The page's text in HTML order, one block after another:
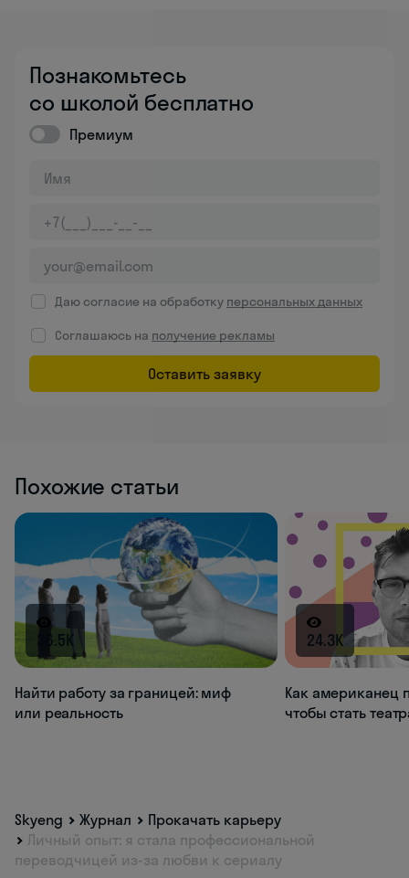
Познакомьтесь
со школой бесплатно
Премиум
Даю согласие на обработку персональных данных
Соглашаюсь на получение рекламы
Оставить заявку
Похожие статьи
36.5K
Найти работу за границей: миф
или реальность
24.3K
Как американец
чтобы стать
Skyeng Журнал
Прокачать карьеру
Личный опыт: я стала профессиональной
переводчицей из-за любви к сериалу